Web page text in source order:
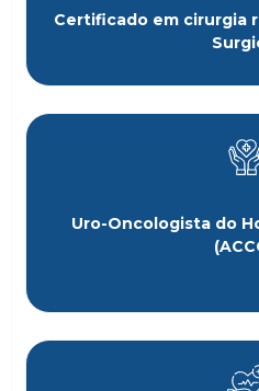
Certificado em cirurgia
Uro-Oncologista do